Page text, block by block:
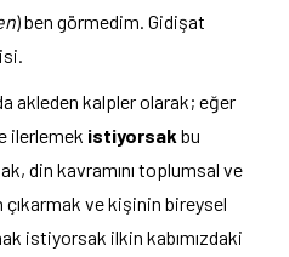
) ben görmedim. Gidişat
akleden kalpler olarak; eğer
ilerlemek istiyorsak bu
din kavramını toplumsal ve
ve kişinin bireysel
istiyorsak ilkin kabımızdaki